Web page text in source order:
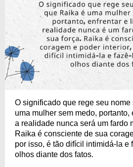
O significado que rege seu
uma mulher sem medo, portanto,
a realidade nunca será um fardo
Raika é consciente de sua
por isso, é tão difícil intimidá-la e
olhos diante dos fatos.